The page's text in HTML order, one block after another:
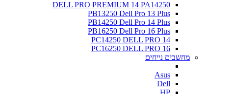
DELL PRO PREMIUM 14 PA14250
PB13250 Dell Pro 13 Plus
PB14250 Dell Pro 14 Plus
PB16250 Dell Pro 16 Plus
PC14250 DELL PRO 14
PC16250 DELL PRO 16
מחשבים נייחים
Asus
Dell
HP